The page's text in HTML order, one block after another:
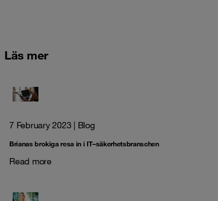
Läs mer
7 February 2023 | Blog
Brianas brokiga resa in i IT–säkerhetsbranschen
Read more